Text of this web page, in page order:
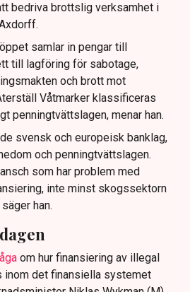
bedriva brottslig verksamhet i
samlar in pengar till
till lagföring för sabotage,
och brott mot
Våtmarker klassificeras
penningtvättslagen, menar han.
svensk och europeisk banklag,
och penningtvättslagen.
som har problem med
inte minst skogssektorn
han.
om hur finansiering av illegal
inom det finansiella systemet